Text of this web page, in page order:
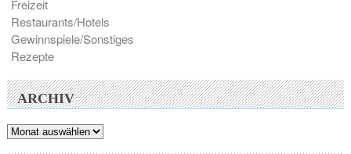
Freizeit
Restaurants/Hotels
Gewinnspiele/Sonstiges
Rezepte
ARCHIV
Archiv